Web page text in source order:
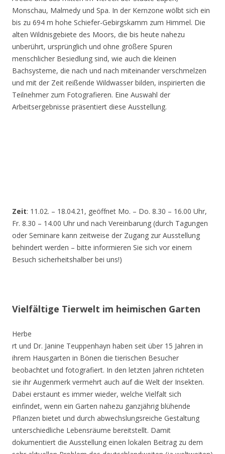
Monschau, Malmedy und Spa. In der Kernzone wölbt sich ein
bis zu 694 m hohe Schiefer-Gebirgskamm zum Himmel. Die
alten Wildnisgebiete des Moors, die bis heute nahezu
unberührt, ursprünglich und ohne größere Spuren
menschlicher Besiedlung sind, wie auch die kleinen
Bachsysteme, die nach und nach miteinander verschmelzen
und mit der Zeit reißende Wildwasser bilden, inspirierten die
Teilnehmer zum Fotografieren. Eine Auswahl der
Arbeitsergebnisse präsentiert diese Ausstellung.
Zeit: 11.02. – 18.04.21, geöffnet Mo. – Do. 8.30 – 16.00 Uhr,
Fr. 8.30 – 14.00 Uhr und nach Vereinbarung (durch Tagungen
oder Seminare kann zeitweise der Zugang zur Ausstellung
behindert werden – bitte informieren Sie sich vor einem
Besuch sicherheitshalber bei uns!)
Vielfältige Tierwelt im heimischen Garten
Herbe
rt und Dr. Janine Teuppenhayn haben seit über 15 Jahren in
ihrem Hausgarten in Bönen die tierischen Besucher
beobachtet und fotografiert. In den letzten Jahren richteten
sie ihr Augenmerk vermehrt auch auf die Welt der Insekten.
Dabei erstaunt es immer wieder, welche Vielfalt sich
einfindet, wenn ein Garten nahezu ganzjährig blühende
Pflanzen bietet und durch abwechslungsreiche Gestaltung
unterschiedliche Lebensräume bereitstellt. Damit
dokumentiert die Ausstellung einen lokalen Beitrag zu dem